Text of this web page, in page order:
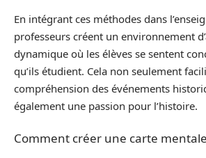
En intégrant ces méthodes dans
professeurs créent un environnement
dynamique où les élèves se sentent
qu’ils étudient. Cela non seulement
compréhension des événements
également une passion pour l’histoire.
Comment créer une carte